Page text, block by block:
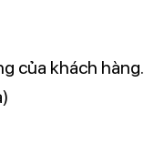
của khách hàng.